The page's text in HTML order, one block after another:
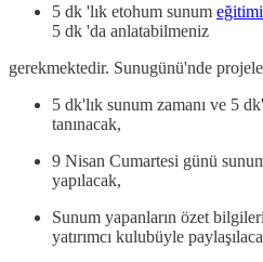
5 dk 'lık etohum sunum
5 dk 'da anlatabilmeniz
gerekmektedir. Sunugünü'nde
5 dk'lık sunum zamanı ve 5
tanınacak,
9 Nisan Cumartesi günü
yapılacak,
Sunum yapanların özet
yatırımcı kulubüyle